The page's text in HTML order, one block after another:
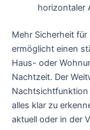
horizontaler
Mehr Sicherheit
ermöglicht einen
Haus- oder
Nachtzeit. Der
Nachtsichtfunktion
alles klar zu
aktuell oder in der